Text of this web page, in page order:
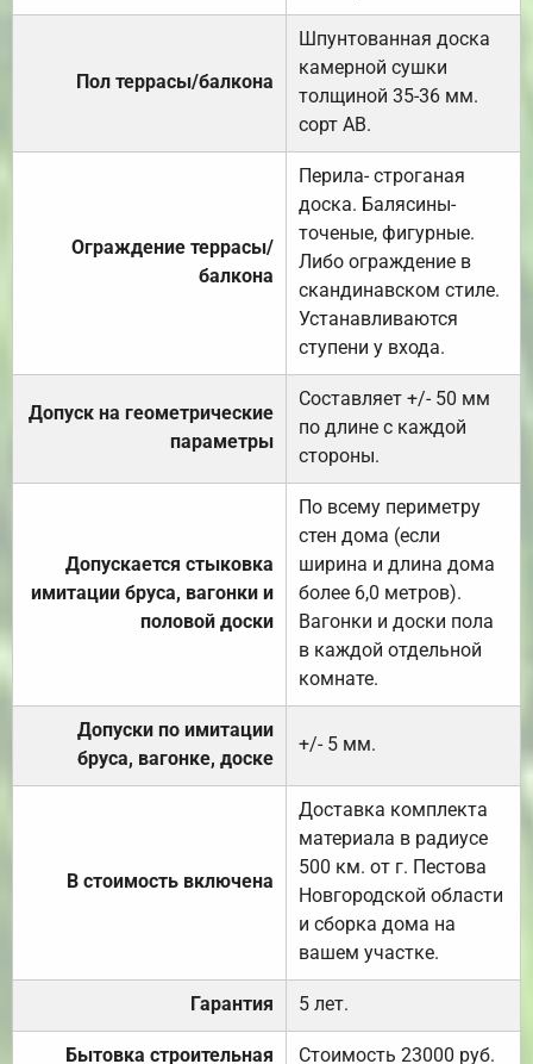
Пол террасы/балкона
Шпунтованная доска
камерной сушки
толщиной 35-36 мм.
сорт АВ.
Ограждение террасы/
балкона
Перила- строганая
доска. Балясины-
точеные, фигурные.
Либо ограждение в
скандинавском стиле.
Устанавливаются
ступени у входа.
Допуск на геометрические
параметры
Составляет +/- 50 мм
по длине с каждой
стороны.
Допускается стыковка
имитации бруса, вагонки и
половой доски
По всему периметру
стен дома (если
ширина и длина дома
более 6,0 метров).
Вагонки и доски пола
в каждой отдельной
комнате.
Допуски по имитации
бруса, вагонке, доске
+/- 5 мм.
В стоимость включена
Доставка комплекта
материала в радиусе
500 км. от г. Пестова
Новгородской области
и сборка дома на
вашем участке.
Гарантия 5 лет.
Бытовка строительная Стоимость 23000 руб.